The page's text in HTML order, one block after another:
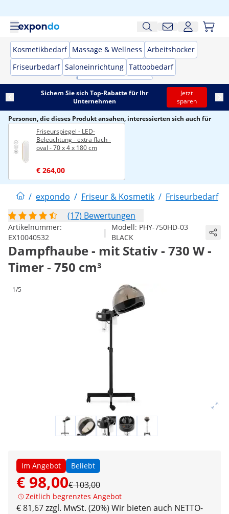
Kosmetikbedarf Massage & Wellness Arbeitshocker
Friseurbedarf Saloneinrichtung Tattoobedarf
Sichern Sie sich Top-Rabatte für Ihr
Unternehmen
Jetzt
sparen
Personen, die dieses Produkt ansahen, interessierten sich auch für
Friseurspiegel - LED-
Beleuchtung - extra flach -
oval - 70 x 4 x 180 cm
€ 264,00
/ expondo / Friseur & Kosmetik / Friseurbedarf
(17) Bewertungen
Artikelnummer:
EX10040532
| Modell: PHY-750HD-03
BLACK
Dampfhaube - mit Stativ - 730 W -
Timer - 750 cm³
1/5
Im Angebot Beliebt
€ 98,00€ 103,00
Zeitlich begrenztes Angebot
€ 81,67 zzgl. MwSt. (20%) Wir bieten auch NETTO-